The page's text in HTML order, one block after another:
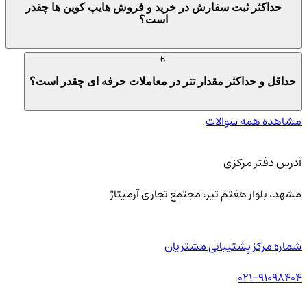
حداکثر ثبت سفارش در خرید و فروش هایپ کوین ها چقدر
است؟
حداقل و حداکثر مقدار تتر در معاملات حرفه ای چقدر است؟
مشاهده همه سوالات
آدرس دفتر مرکزی
مشهد، بلوار هفتم تیر، مجتمع تجاری آرمیتاژ
شماره مرکز پشتیبانی مشتریان
021-91098404